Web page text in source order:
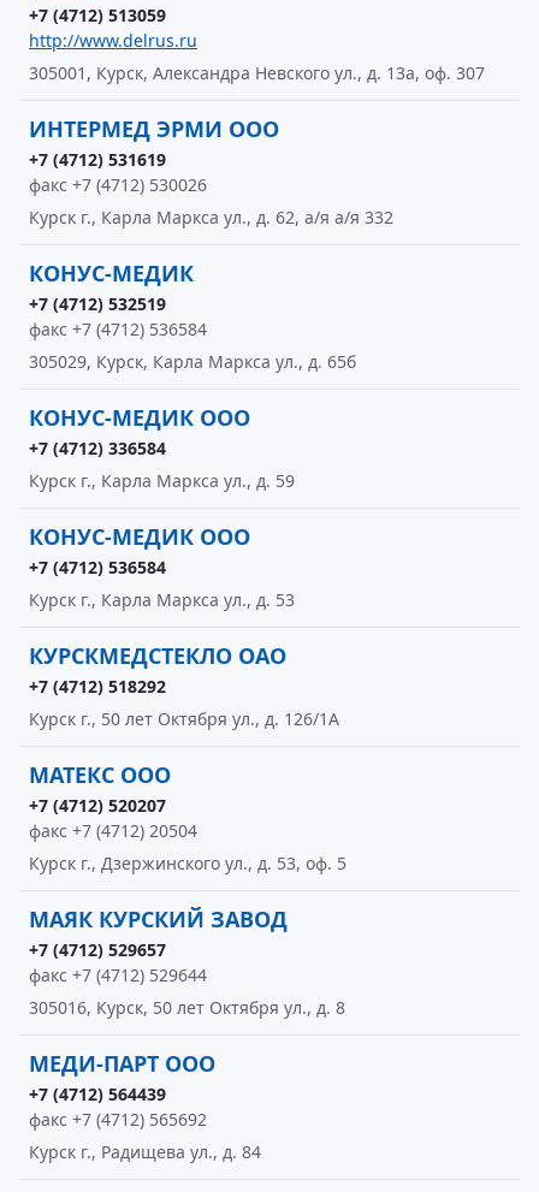
+7 (4712) 513059
http://www.delrus.ru
305001, Курск, Александра Невского ул., д. 13а, оф. 307
ИНТЕРМЕД ЭРМИ ООО
+7 (4712) 531619
факс +7 (4712) 530026
Курск г., Карла Маркса ул., д. 62, а/я а/я 332
КОНУС-МЕДИК
+7 (4712) 532519
факс +7 (4712) 536584
305029, Курск, Карла Маркса ул., д. 65б
КОНУС-МЕДИК ООО
+7 (4712) 336584
Курск г., Карла Маркса ул., д. 59
КОНУС-МЕДИК ООО
+7 (4712) 536584
Курск г., Карла Маркса ул., д. 53
КУРСКМЕДСТЕКЛО ОАО
+7 (4712) 518292
Курск г., 50 лет Октября ул., д. 126/1А
МАТЕКС ООО
+7 (4712) 520207
факс +7 (4712) 20504
Курск г., Дзержинского ул., д. 53, оф. 5
МАЯК КУРСКИЙ ЗАВОД
+7 (4712) 529657
факс +7 (4712) 529644
305016, Курск, 50 лет Октября ул., д. 8
МЕДИ-ПАРТ ООО
+7 (4712) 564439
факс +7 (4712) 565692
Курск г., Радищева ул., д. 84